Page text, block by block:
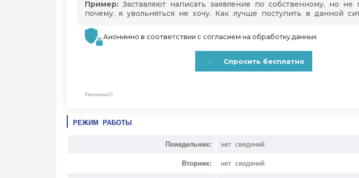
РЕЖИМ РАБОТЫ
Понедельник: нет сведений
Вторник: нет сведений